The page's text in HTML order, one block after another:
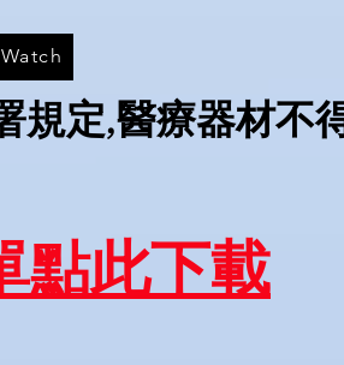
規定,醫療器材不
點此下載